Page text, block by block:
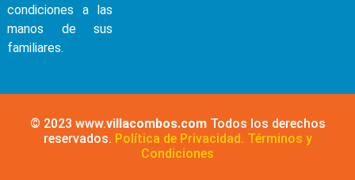
condiciones a las
manos de sus
familiares.
© 2023 www.villacombos.com Todos los derechos
reservados. Política de Privacidad. Términos y
Condiciones